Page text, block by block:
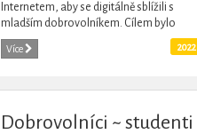
Internetem, aby se digitálně sblížili s
mladším dobrovolníkem. Cílem bylo
zjistit, jakou roli mohou hrát různé
digitální interakce v životě...
Více 2022
Dobrovolníci ~ studenti